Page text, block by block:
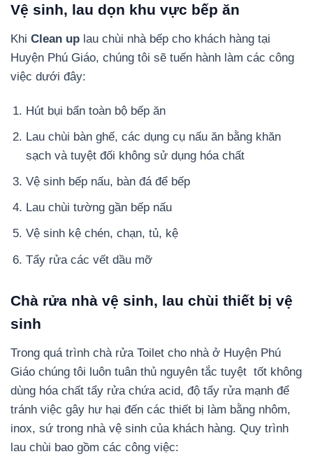
Vệ sinh, lau dọn khu vực bếp ăn
Khi Clean up lau chùi nhà bếp cho khách hàng tại
Huyện Phú Giáo, chúng tôi sẽ tuến hành làm các công
việc dưới đây:
Hút bụi bẩn toàn bộ bếp ăn
Lau chùi bàn ghế, các dụng cụ nấu ăn bằng khăn
sạch và tuyệt đối không sử dụng hóa chất
Vệ sinh bếp nấu, bàn đá để bếp
Lau chùi tường gần bếp nấu
Vệ sinh kệ chén, chạn, tủ, kệ
Tẩy rửa các vết dầu mỡ
Chà rửa nhà vệ sinh, lau chùi thiết bị vệ
sinh
Trong quá trình chà rửa Toilet cho nhà ở Huyện Phú
Giáo chúng tôi luôn tuân thủ nguyên tắc tuyệt tốt không
dùng hóa chất tẩy rửa chứa acid, độ tẩy rửa mạnh để
tránh việc gây hư hại đến các thiết bị làm bằng nhôm,
inox, sứ trong nhà vệ sinh của khách hàng. Quy trình
lau chùi bao gồm các công việc: